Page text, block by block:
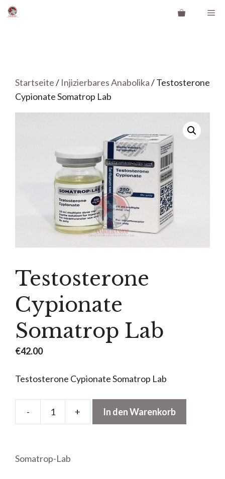
Zum
Inhalt
Startseite/ Injizierbares Anabolika/ Testosterone
Cypionate Somatrop Lab
Testosterone
Cypionate
Somatrop Lab
€42.00
Testosterone Cypionate Somatrop Lab
-
Testosterone
+ In den Warenkorb
Somatrop-Lab